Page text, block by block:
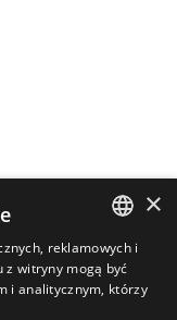
SPANISH
ENGLISH
×
reklamowych i
witryny mogą być
i analitycznym, którzy